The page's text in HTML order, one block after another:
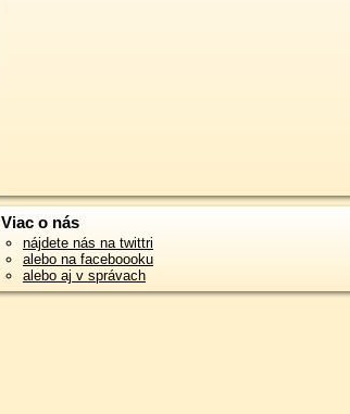
Viac o nás
nájdete nás na twittri
alebo na faceboooku
alebo aj v správach